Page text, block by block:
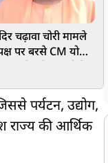
चढ़ावा चोरी मामले
पर बरसे CM योगी,
पर्यटन, उद्योग,
राज्य की आर्थिक